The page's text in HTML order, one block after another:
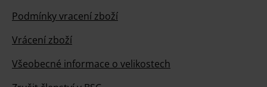
Podmínky vracení zboží
Vrácení zboží
Všeobecné informace o velikostech